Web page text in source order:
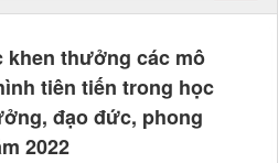
khen thưởng các mô
tiên tiến trong học
đạo đức, phong
2022